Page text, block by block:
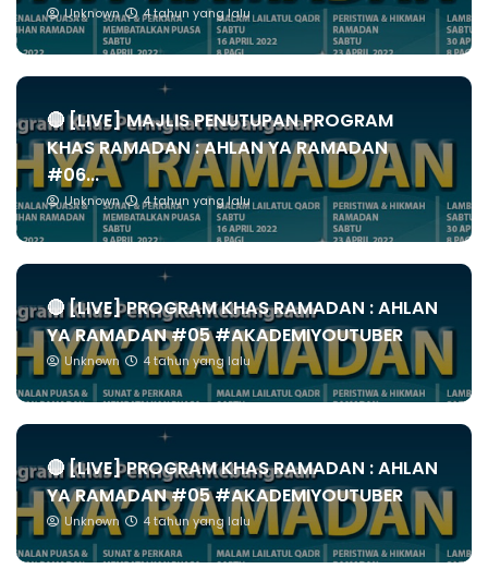
Unknown 4 tahun yang lalu
🔴 [LIVE] MAJLIS PENUTUPAN PROGRAM
KHAS RAMADAN : AHLAN YA RAMADAN
#06...
Unknown 4 tahun yang lalu
🔴 [LIVE] PROGRAM KHAS RAMADAN : AHLAN
YA RAMADAN #05 #AKADEMIYOUTUBER
Unknown 4 tahun yang lalu
🔴 [LIVE] PROGRAM KHAS RAMADAN : AHLAN
YA RAMADAN #05 #AKADEMIYOUTUBER
Unknown 4 tahun yang lalu